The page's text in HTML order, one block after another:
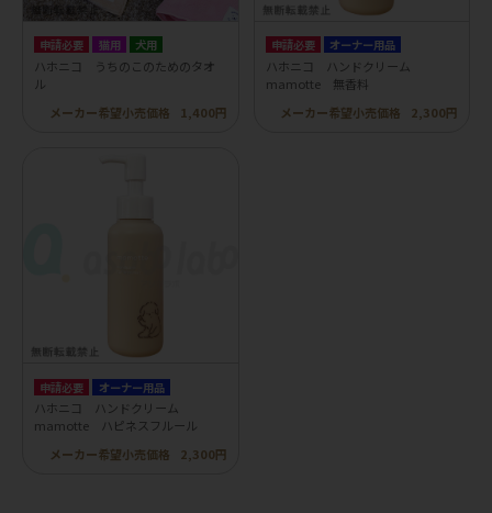
申請必要 猫用 犬用
ハホニコ うちのこのためのタオ
ル
メーカー希望小売価格
1,400円
申請必要 オーナー用品
ハホニコ ハンドクリーム
mamotte 無香料
メーカー希望小売価格
2,300円
申請必要 オーナー用品
ハホニコ ハンドクリーム
mamotte ハピネスフルール
メーカー希望小売価格
2,300円